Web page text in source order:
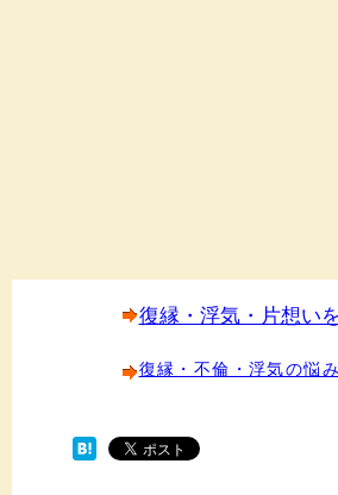
復縁・浮気・片想い
復縁・不倫・浮気の悩